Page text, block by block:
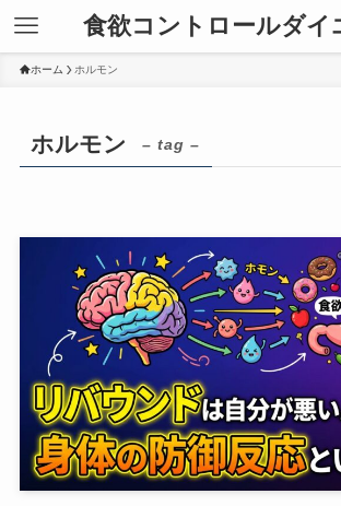
食欲コントロールダイ
ホーム ホルモン
ホルモン – tag –